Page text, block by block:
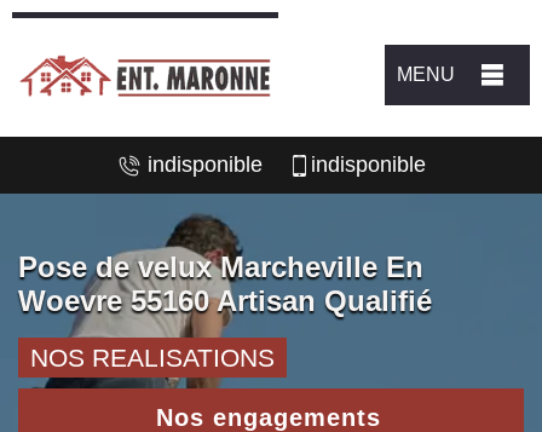
MENU
indisponible indisponible
Pose de velux Marcheville En
Woevre 55160 Artisan Qualifié
NOS REALISATIONS
Nos engagements